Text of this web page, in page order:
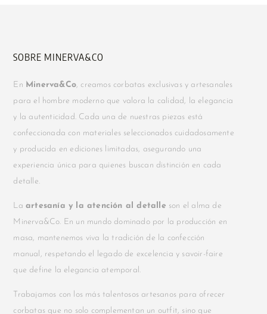
SOBRE MINERVA&CO
En Minerva&Co, creamos corbatas exclusivas y artesanales
para el hombre moderno que valora la calidad, la elegancia
y la autenticidad. Cada una de nuestras piezas está
confeccionada con materiales seleccionados cuidadosamente
y producida en ediciones limitadas, asegurando una
experiencia única para quienes buscan distinción en cada
detalle.
La artesanía y la atención al detalle son el alma de
Minerva&Co. En un mundo dominado por la producción en
masa, mantenemos viva la tradición de la confección
manual, respetando el legado de excelencia y savoir-faire
que define la elegancia atemporal.
Trabajamos con los más talentosos artesanos para ofrecer
corbatas que no solo complementan un outfit, sino que